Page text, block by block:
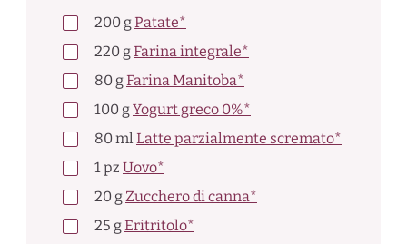
200 gPatate*
220 gFarina integrale*
80 gFarina Manitoba*
100 gYogurt greco 0%*
80ml Latte parzialmente scremato*
1 pz Uovo*
20 g Zucchero di canna*
25 gEritritolo*